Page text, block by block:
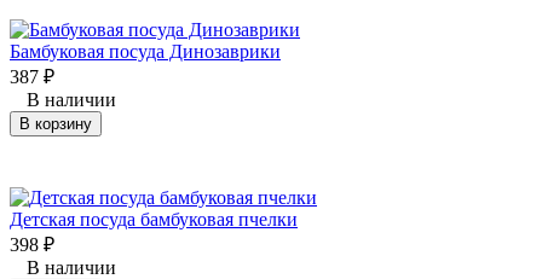
Бамбуковая посуда Динозаврики
387 ₽
В наличии
В корзину
Детская посуда бамбуковая пчелки
398 ₽
В наличии